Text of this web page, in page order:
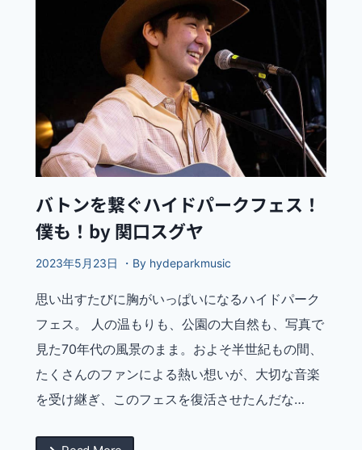
バトンを繋ぐハイドパークフェス！
僕も！by 関口スグヤ
2023年5月23日 ・By hydeparkmusic
思い出すたびに胸がいっぱいになるハイドパーク
フェス。 人の温もりも、公園の大自然も、写真で
見た70年代の風景のまま。およそ半世紀もの間、
たくさんのファンによる熱い想いが、大切な音楽
を受け継ぎ、このフェスを復活させたんだな…